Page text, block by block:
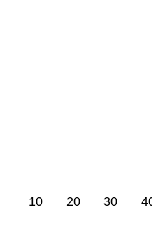
10 20 30 40